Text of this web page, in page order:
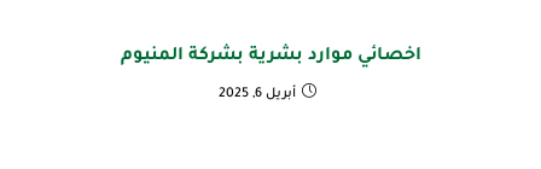
اخصائي موارد بشرية بشركة المنيوم
أبريل 6, 2025